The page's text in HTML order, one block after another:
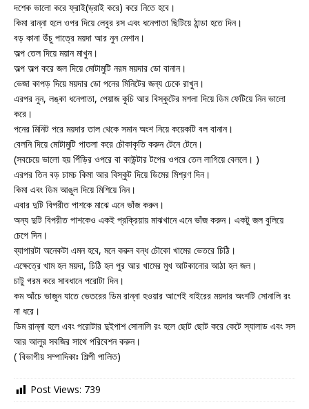
দশেক ভালো করে ফ্রাই(ড্রাই করে) করে নিতে হবে।
কিমা রান্না হলে ওপর দিয়ে লেবুর রস এবং ধনেপাতা ছিটিয়ে ঠান্ডা হতে দিন।
বড় কানা উঁচু পাত্রে ময়দা আর নুন মেশান।
অল্প তেল দিয়ে ময়ান মাখুন।
অল্প অল্প করে জল দিয়ে মোটামুটি নরম ময়দার ডো বানান।
ভেজা কাপড় দিয়ে ময়দার ডো পনের মিনিটের জন্য ঢেকে রাখুন।
এরপর নুন, লঙ্কা ধনেপাতা, পেয়াজ কুচি আর বিস্কুটের মশলা দিয়ে ডিম ফেটিয়ে নিন ভালো
করে।
পনের মিনিট পরে ময়দার তাল থেকে সমান অংশ নিয়ে কয়েকটি বল বানান।
বেলনি দিয়ে মোটামুটি পাতলা করে চৌকাকৃতি করুন টেনে টেনে।
(সবচেয়ে ভালো হয় পিঁড়ির ওপরে বা কাউন্টার টপের ওপরে তেল লাগিয়ে বেললে। )
এরপর তিন বড় চামচ কিমা আর বিস্কুট দিয়ে ডিমের মিশ্রণ দিন।
কিমা এবং ডিম আঙুল দিয়ে মিশিয়ে নিন।
এবার দুটি বিপরীত পাশকে মাঝে এনে ভাঁজ করুন।
অন্য দুটি বিপরীত পাশকেও একই প্রক্রিয়ায় মাঝখানে এনে ভাঁজ করুন। একটু জল বুলিয়ে
চেপে দিন।
ব্যাপারটা অনেকটা এমন হবে, মনে করুন বন্ধ চৌকো খামের ভেতরে চিঠি।
এক্ষেত্রে খাম হল ময়দা, চিঠি হল পুর আর খামের মুখ আটকানোর আঠা হল জল।
চাটু গরম করে সাবধানে পরোটা দিন।
কম আঁচে ভাজুন যাতে ভেতরের ডিম রান্না হওয়ার আগেই বাইরের ময়দার অংশটি সোনালি রং
না ধরে।
ডিম রান্না হলে এবং পরোটার দুইপাশ সোনালি রং হলে ছোট ছোট করে কেটে স্যালাড এবং সস
আর আলুর সবজির সাথে পরিবেশন করুন।
( বিভাগীয় সম্পাদিকাঃ শিল্পী পালিত)
Post Views: 739